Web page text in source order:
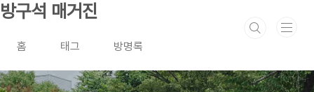
본문 바로가기
방구석 매거진
홈 태그 방명록